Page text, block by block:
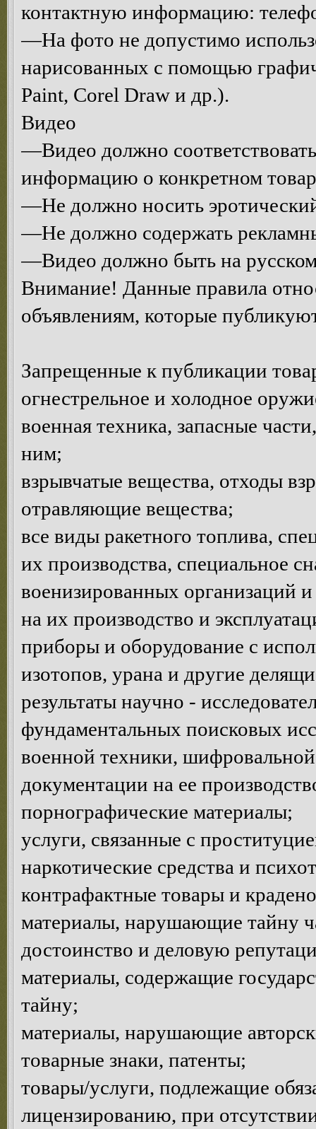
контактную информацию:
—На фото не допустимо
нарисованных с помощью
Paint, Corel Draw и др.).
Видео
—Видео должно
информацию о конкретном
—Не должно носить
—Не должно содержать
—Видео должно быть на
Внимание! Данные правила
объявлениям, которые
Запрещенные к публикации
огнестрельное и холодное
военная техника, запасные
ним;
взрывчатые вещества, отходы
отравляющие вещества;
все виды ракетного топлива,
их производства, специальное
военизированных организаций
на их производство и
приборы и оборудование с
изотопов, урана и другие
результаты научно -
фундаментальных поисковых
военной техники,
документации на ее
порнографические материалы;
услуги, связанные с
наркотические средства и
контрафактные товары и
материалы, нарушающие тайну
достоинство и деловую
материалы, содержащие
тайну;
материалы, нарушающие
товарные знаки, патенты;
товары/услуги, подлежащие
лицензированию, при